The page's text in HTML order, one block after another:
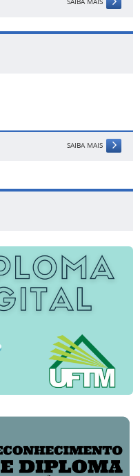
SAIBA MAIS
SAIBA MAIS